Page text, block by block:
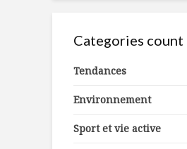
Categories
Tendances
Environnement
Sport et vie active